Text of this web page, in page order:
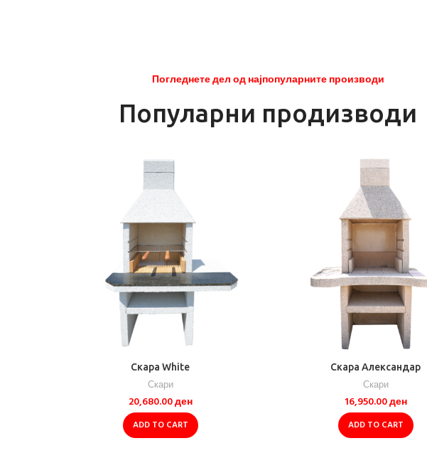
Погледнете дел од најпопуларните производи
Популарни продизводи
Скара White
Скари
20,680.00ден
ADD TO CART
Скара Александар
Скари
16,950.00ден
ADD TO CART